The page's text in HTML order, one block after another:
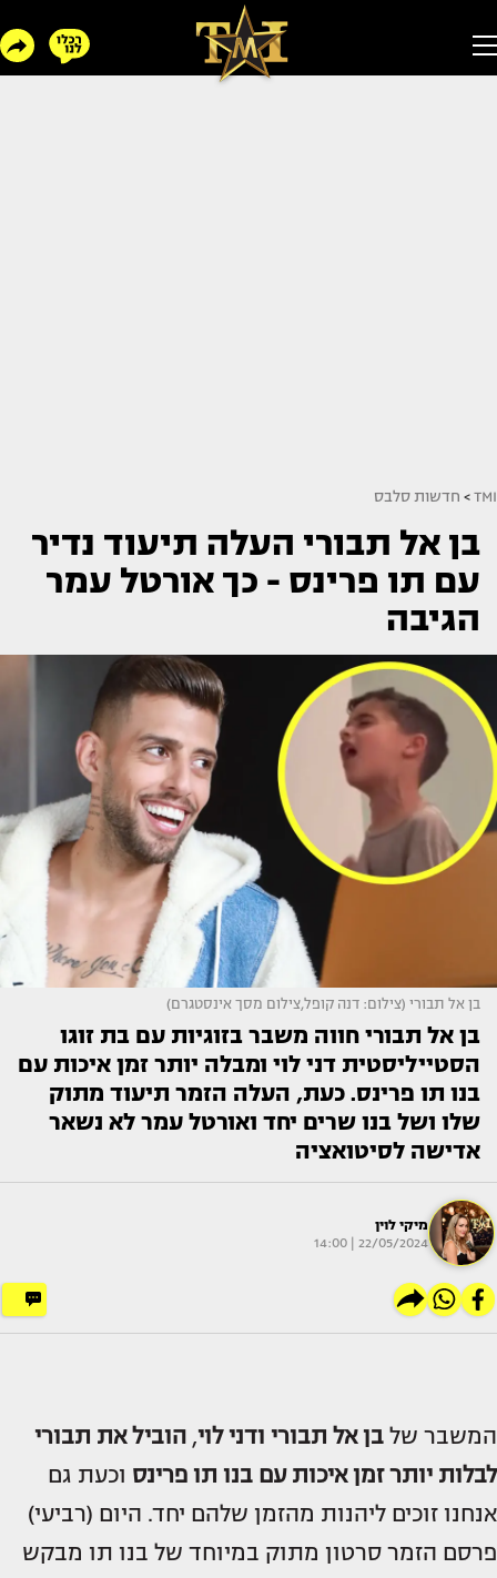
TMI
> חדשות סלבס
בן אל תבורי העלה תיעוד נדיר
עם תו פרינס - כך אורטל עמר
הגיבה
בן אל תבורי (צילום: דנה קופל,צילום מסך אינסטגרם)
בן אל תבורי חווה משבר בזוגיות עם בת זוגו
הסטייליסטית דני לוי ומבלה יותר זמן איכות עם
בנו תו פרינס. כעת, העלה הזמר תיעוד מתוק
שלו ושל בנו שרים יחד ואורטל עמר לא נשאר
אדישה לסיטואציה
מיקי לוין
22/05/2024 | 14:00
המשבר של בן אל תבורי ודני לוי, הוביל את תבורי
לבלות יותר זמן איכות עם בנו תו פרינס וכעת גם
אנחנו זוכים ליהנות מהזמן שלהם יחד. היום (רביעי)
פרסם הזמר סרטון מתוק במיוחד של בנו תו מבקש